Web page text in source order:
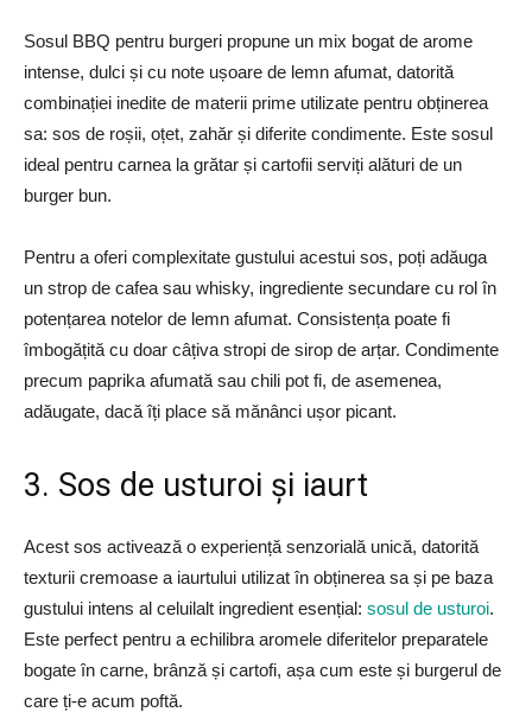
Sosul BBQ pentru burgeri propune un mix bogat de arome
intense, dulci și cu note ușoare de lemn afumat, datorită
combinației inedite de materii prime utilizate pentru obținerea
sa: sos de roșii, oțet, zahăr și diferite condimente. Este sosul
ideal pentru carnea la grătar și cartofii serviți alături de un
burger bun.
Pentru a oferi complexitate gustului acestui sos, poți adăuga
un strop de cafea sau whisky, ingrediente secundare cu rol în
potențarea notelor de lemn afumat. Consistența poate fi
îmbogățită cu doar câțiva stropi de sirop de arțar. Condimente
precum paprika afumată sau chili pot fi, de asemenea,
adăugate, dacă îți place să mănânci ușor picant.
3. Sos de usturoi și iaurt
Acest sos activează o experiență senzorială unică, datorită
texturii cremoase a iaurtului utilizat în obținerea sa și pe baza
gustului intens al celuilalt ingredient esențial: sosul de usturoi.
Este perfect pentru a echilibra aromele diferitelor preparatele
bogate în carne, brânză și cartofi, așa cum este și burgerul de
care ți-e acum poftă.